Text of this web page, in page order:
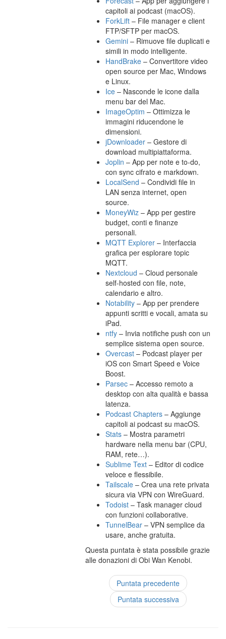
capitoli ai podcast (macOS).
ForkLift – File manager e client
FTP/SFTP per macOS.
Gemini – Rimuove file duplicati e
simili in modo intelligente.
HandBrake – Convertitore video
open source per Mac, Windows
e Linux.
Ice – Nasconde le icone dalla
menu bar del Mac.
ImageOptim – Ottimizza le
immagini riducendone le
dimensioni.
jDownloader – Gestore di
download multipiattaforma.
Joplin – App per note e to-do,
con sync cifrato e markdown.
LocalSend – Condividi file in
LAN senza internet, open
source.
MoneyWiz – App per gestire
budget, conti e finanze
personali.
MQTT Explorer – Interfaccia
grafica per esplorare topic
MQTT.
Nextcloud – Cloud personale
self-hosted con file, note,
calendario e altro.
Notability – App per prendere
appunti scritti e vocali, amata su
iPad.
ntfy – Invia notifiche push con un
semplice sistema open source.
Overcast – Podcast player per
iOS con Smart Speed e Voice
Boost.
Parsec – Accesso remoto a
desktop con alta qualità e bassa
latenza.
Podcast Chapters – Aggiunge
capitoli ai podcast su macOS.
Stats – Mostra parametri
hardware nella menu bar (CPU,
RAM, rete…).
Sublime Text – Editor di codice
veloce e flessibile.
Tailscale – Crea una rete privata
sicura via VPN con WireGuard.
Todoist – Task manager cloud
con funzioni collaborative.
TunnelBear – VPN semplice da
usare, anche gratuita.
Questa puntata è stata possibile grazie
alle donazioni di Obi Wan Kenobi.
Puntata precedente
Puntata successiva